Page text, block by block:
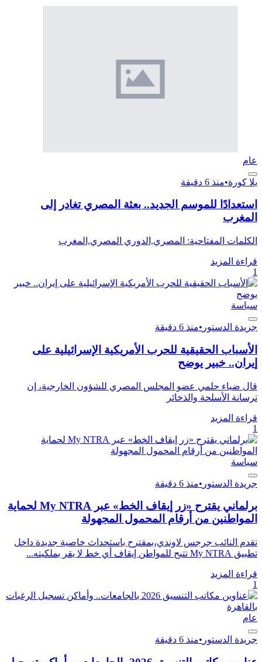
عام
يلا كورة•منذ 6 دقيقة
استعدادًا للموسم الجديد.. بعثة المصري تغادر إلى
المغرب
الكلمات المفتاحية: المصري,الدوري المصري,المغرب
قراءة المزيد
1
سياسة
جريدة الدستور •منذ 6 دقيقة
الأسباب الحقيقية للحرب الأمريكية الإسرائيلية على
إيران.. خبير يوضح
قال ضياء حلمي عضو المجلس المصري للشؤون الخارجية، إن
ترسانة الأسلحة والذخائر
قراءة المزيد
1
سياسة
جريدة الدستور •منذ 6 دقيقة
برلماني يقترح «زر إيقاف الخط» عبر My NTRA لحماية
المواطنين من أرقام المحمول المجهولة
تقدم النائب جرجس لاوندي،بمقترح باستحداث خاصية جديدة داخل
تطبيق My NTRA تتيح للمواطن إيقاف أي خط لا يقر بملكيته...
قراءة المزيد
1
عام
جريدة الدستور •منذ 6 دقيقة